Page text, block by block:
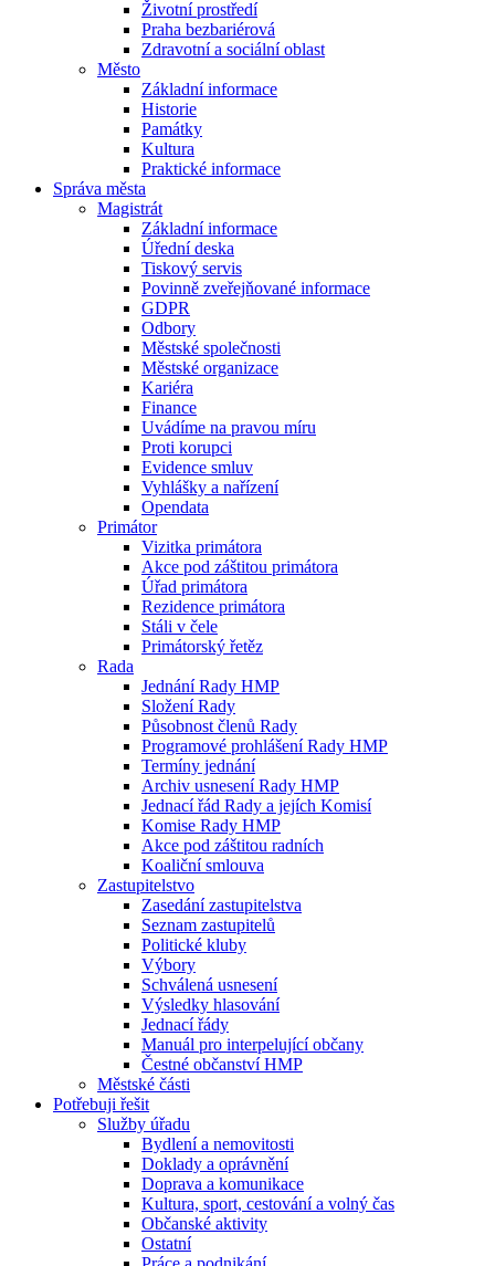
Životní prostředí
Praha bezbariérová
Zdravotní a sociální oblast
Město
Základní informace
Historie
Památky
Kultura
Praktické informace
Správa města
Magistrát
Základní informace
Úřední deska
Tiskový servis
Povinně zveřejňované informace
GDPR
Odbory
Městské společnosti
Městské organizace
Kariéra
Finance
Uvádíme na pravou míru
Proti korupci
Evidence smluv
Vyhlášky a nařízení
Opendata
Primátor
Vizitka primátora
Akce pod záštitou primátora
Úřad primátora
Rezidence primátora
Stáli v čele
Primátorský řetěz
Rada
Jednání Rady HMP
Složení Rady
Působnost členů Rady
Programové prohlášení Rady HMP
Termíny jednání
Archiv usnesení Rady HMP
Jednací řád Rady a jejích Komisí
Komise Rady HMP
Akce pod záštitou radních
Koaliční smlouva
Zastupitelstvo
Zasedání zastupitelstva
Seznam zastupitelů
Politické kluby
Výbory
Schválená usnesení
Výsledky hlasování
Jednací řády
Manuál pro interpelující občany
Čestné občanství HMP
Městské části
Potřebuji řešit
Služby úřadu
Bydlení a nemovitosti
Doklady a oprávnění
Doprava a komunikace
Kultura, sport, cestování a volný čas
Občanské aktivity
Ostatní